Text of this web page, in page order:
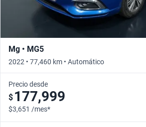
Mg • MG5
2022 • 77,460 km • Automático
Precio desde
$ 177,999
$3,651 /mes*